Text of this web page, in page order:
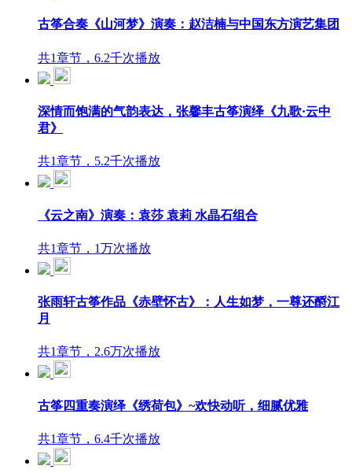
古筝合奏《山河梦》演奏：赵洁楠与中国东方演艺集团
共1章节，6.2千次播放
深情而饱满的气韵表达，张馨丰古筝演绎《九歌·云中
君》
共1章节，5.2千次播放
《云之南》演奏：袁莎 袁莉 水晶石组合
共1章节，1万次播放
张雨轩古筝作品《赤壁怀古》：人生如梦，一尊还酹江
月
共1章节，2.6万次播放
古筝四重奏演绎《绣荷包》~欢快动听，细腻优雅
共1章节，6.4千次播放